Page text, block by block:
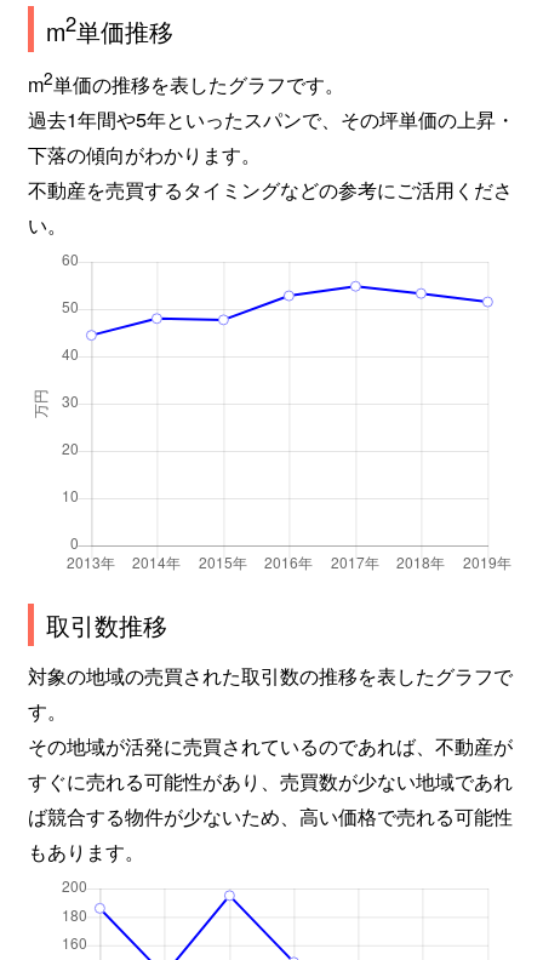
m2単価推移
m2単価の推移を表したグラフです。
過去1年間や5年といったスパンで、その坪単価の上昇・
下落の傾向がわかります。
不動産を売買するタイミングなどの参考にご活用くださ
い。
取引数推移
対象の地域の売買された取引数の推移を表したグラフで
す。
その地域が活発に売買されているのであれば、不動産が
すぐに売れる可能性があり、売買数が少ない地域であれ
ば競合する物件が少ないため、高い価格で売れる可能性
もあります。